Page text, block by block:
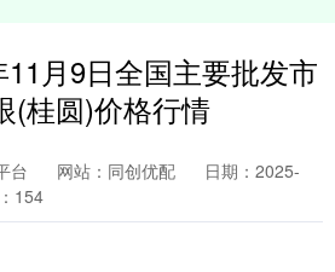
月9日全国主要批发市
(桂圆)价格行情
台 网站：同创优配
日期：2025-
154